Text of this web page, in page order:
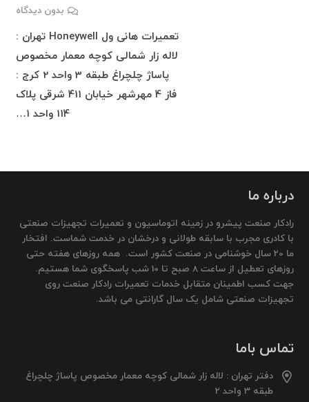
بدون دیدگاه
تعمیرات هانی ول Honeywell تهران :
لاله زار شمالی کوچه معمار مخصوص
پاساژ چلچراغ طبقه 3 واحد 2 کرج :
فاز 4 مهرشهر خیابان 411 شرقی پلاک
114 واحد 1…
درباره ما
رادکار صنعت پیشرو در زمینه اتوماسیون و تعمیرات تجهیزات صنعتی
با کادری مجرب با سابقه طولانی و درخشان در خدمت شماست. افتخار
ما 20 سال خوشنامی در صنعت کشور است. همه روزهای هفته حتی
روزهای تعطیل از ساعت 8 صبح تا 10 شب پاسخگوی شما هستیم.
جهت کسب اطمینان متقابل خدمات تعمیرات رادکار صنعت روی
تجهیزات صنعتی شامل یک سال گارانتی می باشد.
تماس باما
دفتر تهران : لاله زار شمالی کوچه معمار مخصوص پاساژ چلچراغ
طبقه 3 واحد 2